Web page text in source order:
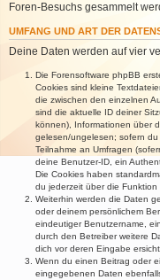
Foren-Besuchs gesammelt
UMFANG UND ART DER
Deine Daten werden auf vier
Die Forensoftware phpBB
Cookies sind kleine
die zwischen den einzelnen
sind die aktuelle ID deiner
können), Informationen über
gelesen/ungelesen; sofern
Teilnahme an Umfragen
deine Benutzer-ID, ein
Die Cookies haben
du jederzeit über die Funktion
Weiterhin werden die Daten
oder deinem persönlichem
eindeutiger Benutzername,
durch den Betreiber weitere
dich vor deren Eingabe
Wenn du einen Beitrag oder
eingegebenen Daten